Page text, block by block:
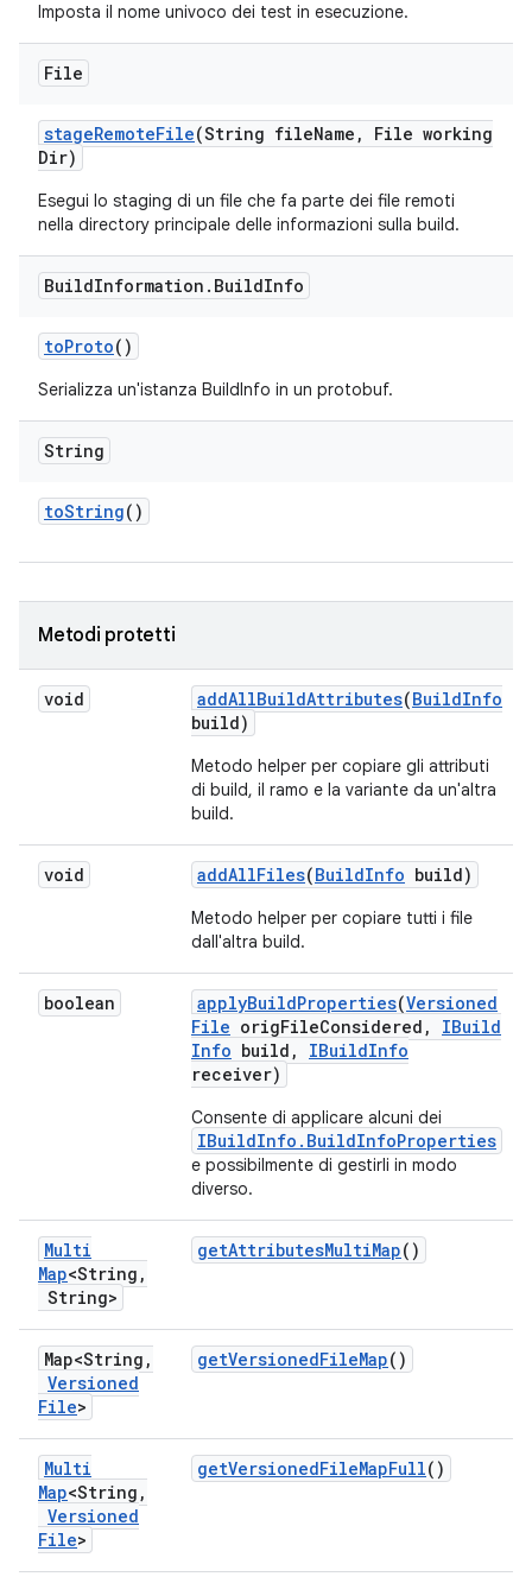
Imposta il nome univoco dei test in esecuzione.
File
stageRemoteFile(String fileName ,
File working
Dir)
Esegui lo staging di un file che fa parte dei file remoti
nella directory principale delle informazioni sulla build.
BuildInformation . BuildInfo
toProto()
Serializza un'istanza BuildInfo in un protobuf.
String
toString()
Metodi protetti
void addAllBuildAttributes(BuildInfo
build)
Metodo helper per copiare gli attributi
di build, il ramo e la variante da un'altra
build.
void addAllFiles(BuildInfo build)
Metodo helper per copiare tutti i file
dall'altra build.
boolean applyBuildProperties(Versioned
File origFileConsidered ,
IBuild
Info build , IBuildInfo
receiver)
Consente di applicare alcuni dei
IBuildInfo.BuildInfoProperties
e possibilmente di gestirli in modo
diverso.
Multi
Map<String ,
String>
getAttributesMultiMap()
Map<String ,
Versioned
File>
getVersionedFileMap()
Multi
Map<String ,
Versioned
File>
getVersionedFileMapFull()